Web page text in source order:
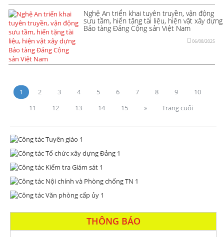
Nghệ An triển khai tuyên truyền, vận động
sưu tầm, hiến tặng tài liệu, hiện vật xây dựng
Bảo tàng Đảng Cộng sản Việt Nam
06/08/2025
1 2 3 4 5 6 7 8 9
10
11
12 13 14 15 » Trang cuối
THÔNG BÁO